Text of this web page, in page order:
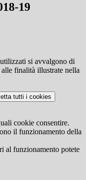
19
si avvalgono di
finalità illustrate nella
tutti i cookies
cookie consentire.
il funzionamento della
al funzionamento potete